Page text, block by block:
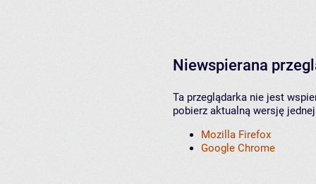
Niewspierana
Ta przeglądarka nie jest
pobierz aktualną wersję
Mozilla Firefox
Google Chrome